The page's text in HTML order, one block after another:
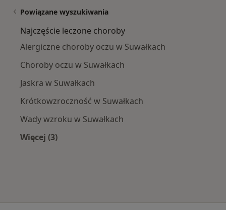
Powiązane wyszukiwania
Najczęście leczone choroby
Alergiczne choroby oczu w Suwałkach
Choroby oczu w Suwałkach
Jaskra w Suwałkach
Krótkowzroczność w Suwałkach
Wady wzroku w Suwałkach
Więcej (3)